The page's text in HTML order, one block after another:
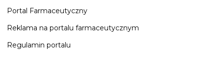
Portal Farmaceutyczny
Reklama na portalu farmaceutycznym
Regulamin portalu